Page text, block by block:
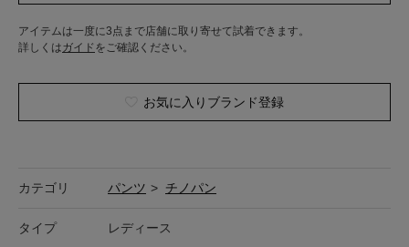
アイテムは一度に3点まで店舗に取り寄せて試着できます。
詳しくはガイド をご確認ください。
お気に入りブランド登録
カテゴリ パンツ > チノパン
タイプ レディース